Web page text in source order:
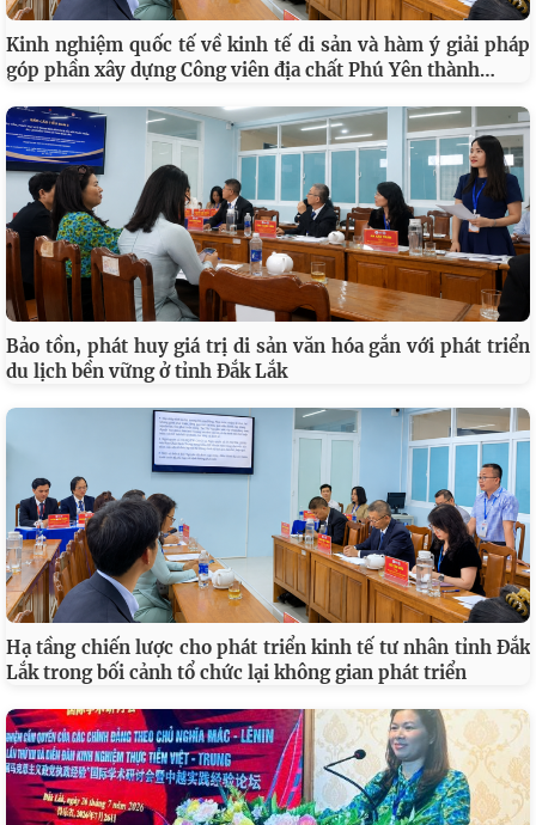
Kinh nghiệm quốc tế về kinh tế di sản và hàm ý giải pháp
góp phần xây dựng Công viên địa chất Phú Yên thành…
Bảo tồn, phát huy giá trị di sản văn hóa gắn với phát triển
du lịch bền vững ở tỉnh Đắk Lắk
Hạ tầng chiến lược cho phát triển kinh tế tư nhân tỉnh Đắk
Lắk trong bối cảnh tổ chức lại không gian phát triển